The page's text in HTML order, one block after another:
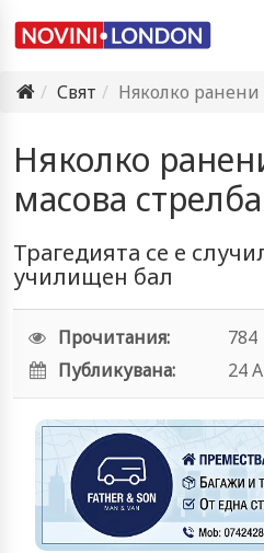
Свят
Няколко ранени
Няколко
масова
Трагедията се е
училищен бал
Прочитания:
784
Публикувана:
24